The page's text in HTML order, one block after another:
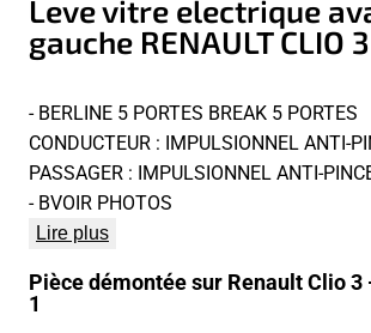
Leve vitre electrique
gauche RENAULT CLIO 3
- BERLINE 5 PORTES BREAK 5 PORTES
CONDUCTEUR : IMPULSIONNEL ANTI-
PASSAGER : IMPULSIONNEL ANTI-
- BVOIR PHOTOS
Lire plus
Pièce démontée sur Renault Clio 3
1